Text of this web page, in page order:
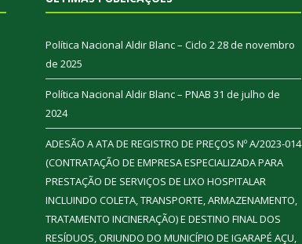
Política Nacional Aldir Blanc – Ciclo 228 de novembro
de 2025
Política Nacional Aldir Blanc – PNAB 31 de julho de
2024
ADESÃO A ATA DE REGISTRO DE PREÇOS Nº A/2023-014
(CONTRATAÇÃO DE EMPRESA ESPECIALIZADA PARA
PRESTAÇÃO DE SERVIÇOS DE LIXO HOSPITALAR
INCLUINDO COLETA, TRANSPORTE, ARMAZENAMENTO,
TRATAMENTO INCINERAÇÃO) E DESTINO FINAL DOS
RESÍDUOS, ORIUNDO DO MUNICÍPIO DE IGARAPÉ AÇU,